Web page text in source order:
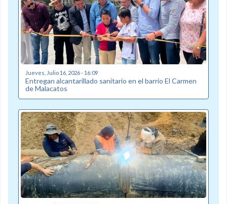
Jueves, Julio 16, 2026 - 16:09
Entregan alcantarillado sanitario en el barrio El Carmen
de Malacatos